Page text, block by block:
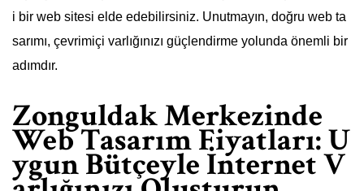
i bir web sitesi elde edebilirsiniz. Unutmayın, doğru web ta
sarımı, çevrimiçi varlığınızı güçlendirme yolunda önemli bir
adımdır.
Zonguldak Merkezinde
Web Tasarım Fiyatları: U
ygun Bütçeyle İnternet V